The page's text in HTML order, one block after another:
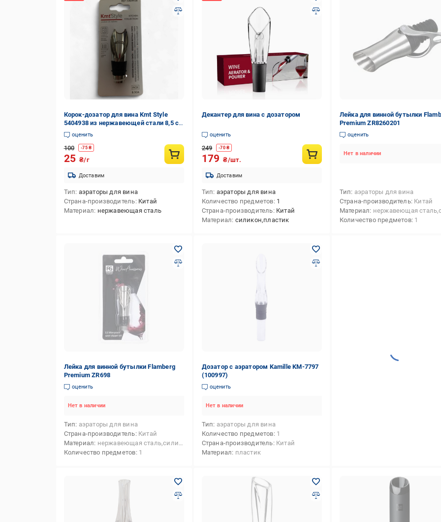
Корок-дозатор для вина Kmt Style
5404938 из нержавеющей стали 8,5 см
(5404938)
оценить
100 -75₴
25 ₴/г
Доставим
Тип аэраторы для вина
Страна-производитель Китай
Материал нержавеющая сталь
Декантер для вина с дозатором
оценить
249 -70₴
179 ₴/шт.
Доставим
Тип аэраторы для вина
Количество предметов 1
Страна-производитель Китай
Материал силикон,пластик
Лейка для винной бутылки
Premium ZR8260201
оценить
Нет в наличии
Тип аэраторы для вина
Страна-производитель Китай
Материал нержавеющая
Количество предметов 1
Лейка для винной бутылки Flamberg
Premium ZR698
оценить
Нет в наличии
Тип аэраторы для вина
Страна-производитель Китай
Материал нержавеющая сталь,силикон
Количество предметов 1
Дозатор с аэратором Kamille KM-7797
(100997)
оценить
Нет в наличии
Тип аэраторы для вина
Количество предметов 1
Страна-производитель Китай
Материал пластик